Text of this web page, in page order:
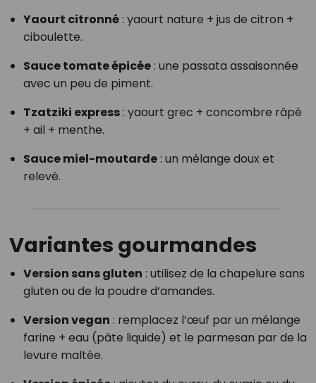
Yaourt citronné: yaourt nature + jus de citron +
ciboulette.
Sauce tomate épicée: une passata assaisonnée
avec un peu de piment.
Tzatziki express: yaourt grec + concombre râpé
+ ail + menthe.
Sauce miel-moutarde: un mélange doux et
relevé.
Variantes gourmandes
Version sans gluten : utilisez de la chapelure sans
gluten ou de la poudre d’amandes.
Version vegan : remplacez l’œuf par un mélange
farine + eau (pâte liquide) et le parmesan par de la
levure maltée.